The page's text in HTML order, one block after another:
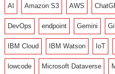
AI Amazon S3 AWS
DevOps endpoint Gemini
IBM Cloud IBM Watson IoT
lowcode Microsoft Dataverse